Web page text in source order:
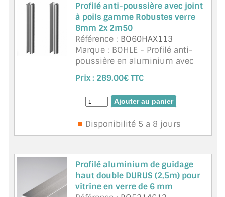
Profilé anti-poussière avec joint
à poils gamme Robustes verre
8mm 2x 2m50
Référence : BO60HAX113
Marque : BOHLE - Profilé anti-
poussière en aluminium avec
joint en poils pour l'étanchéité
latérale de la porte coulissante
contre les courants d'air et la
poussière. < ...suite
Prix : 289.00€ TTC
Disponibilité 5 a 8 jours
Profilé aluminium de guidage
haut double DURUS (2,5m) pour
vitrine en verre de 6 mm